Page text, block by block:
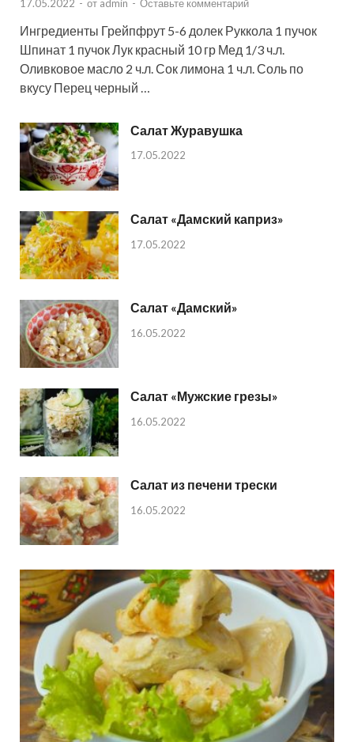
17.05.2022 - от admin - Оставьте комментарий
Ингредиенты Грейпфрут 5-6 долек Руккола 1 пучок
Шпинат 1 пучок Лук красный 10 гр Мед 1/3 ч.л.
Оливковое масло 2 ч.л. Сок лимона 1 ч.л. Соль по
вкусу Перец черный …
Салат Журавушка
17.05.2022
Салат «Дамский каприз»
17.05.2022
Салат «Дамский»
16.05.2022
Салат «Мужские грезы»
16.05.2022
Салат из печени трески
16.05.2022